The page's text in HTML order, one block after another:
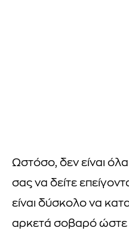
Ωστόσο, δεν είναι
σας να δείτε
είναι δύσκολο να
αρκετά σοβαρό ώστε